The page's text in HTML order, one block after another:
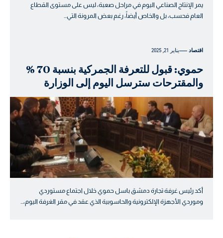
يمر الإنتاج الصناعي اليوم في مراحل صعبة، ليس على مستوى القطاع
العام فحسب، بل والخاص أيضاً، رغم بعض المرونة التي…
اقتصاد يناير 21, 2025
حموي: قبول للتعرفة الجمركية بنسبة 70 %
والمقترحات سترسل اليوم إلى الوزارة
أكد رئيس غرفة تجارة دمشق باسل حموي خلال اجتماع مستوردي
وموردي الأجهزة الإلكترونية والحاسوبية الذي عقد في مقر الغرفة اليوم،…